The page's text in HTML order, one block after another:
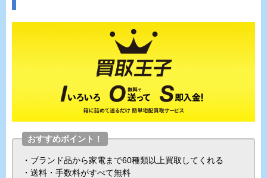
おすすめポイント！
・ブランド品から家電まで60種類以上買取してくれる
・送料・手数料がすべて無料